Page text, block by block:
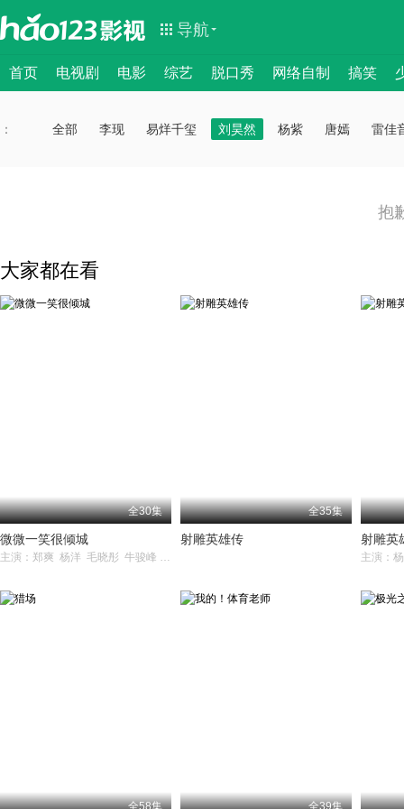
导航
首页 电视剧 电影 综艺 脱口秀 网络自制 搞笑
：： 全部 李现 易烊千玺 刘昊然 杨紫 唐嫣 雷佳
抱
大家都在看
全30集
微微一笑很倾城
主演：郑爽 杨洋 毛晓彤 牛骏峰 崔航
全35集
射雕英雄传 射雕英
全58集 全39集